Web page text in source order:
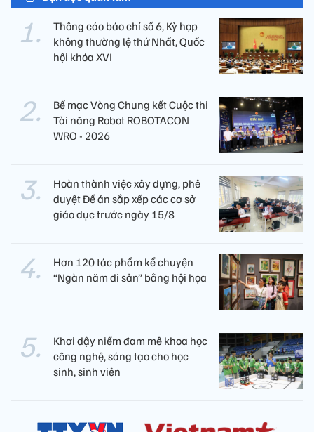
Thông cáo báo chí số 6, Kỳ họp
không thường lệ thứ Nhất, Quốc
hội khóa XVI
Bế mạc Vòng Chung kết Cuộc thi
Tài năng Robot ROBOTACON
WRO - 2026
Hoàn thành việc xây dựng, phê
duyệt Đề án sắp xếp các cơ sở
giáo dục trước ngày 15/8
Hơn 120 tác phẩm kể chuyện
“Ngàn năm di sản” bằng hội họa
Khơi dậy niềm đam mê khoa học
công nghệ, sáng tạo cho học
sinh, sinh viên